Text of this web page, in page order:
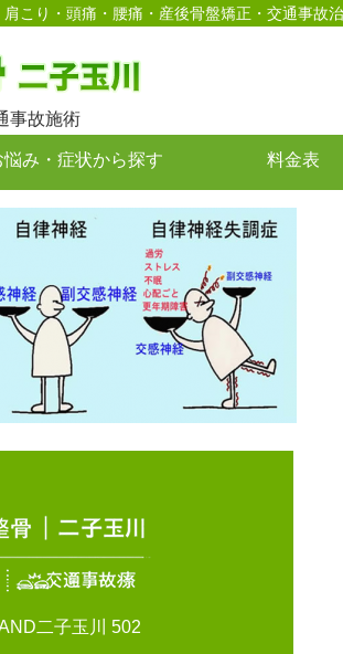
こり・頭痛・腰痛・産後骨盤矯正・交通事故
事故施術
悩み・症状から探す 料金表
二子玉川 502